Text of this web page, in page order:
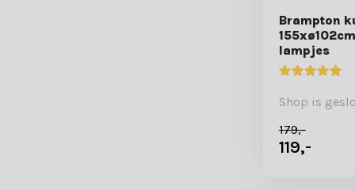
Brampton
lampjes
Shop is
179,-
119,-